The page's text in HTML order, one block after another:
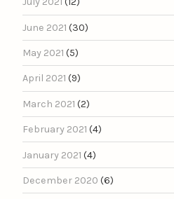
June 2021 (30)
May 2021 (5)
April 2021 (9)
March 2021 (2)
February 2021 (4)
January 2021 (4)
December 2020 (6)